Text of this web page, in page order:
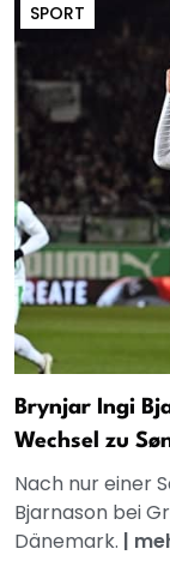
SPORT
Brynjar Ingi
Wechsel zu
Nach nur einer
Bjarnason bei
Dänemark. |